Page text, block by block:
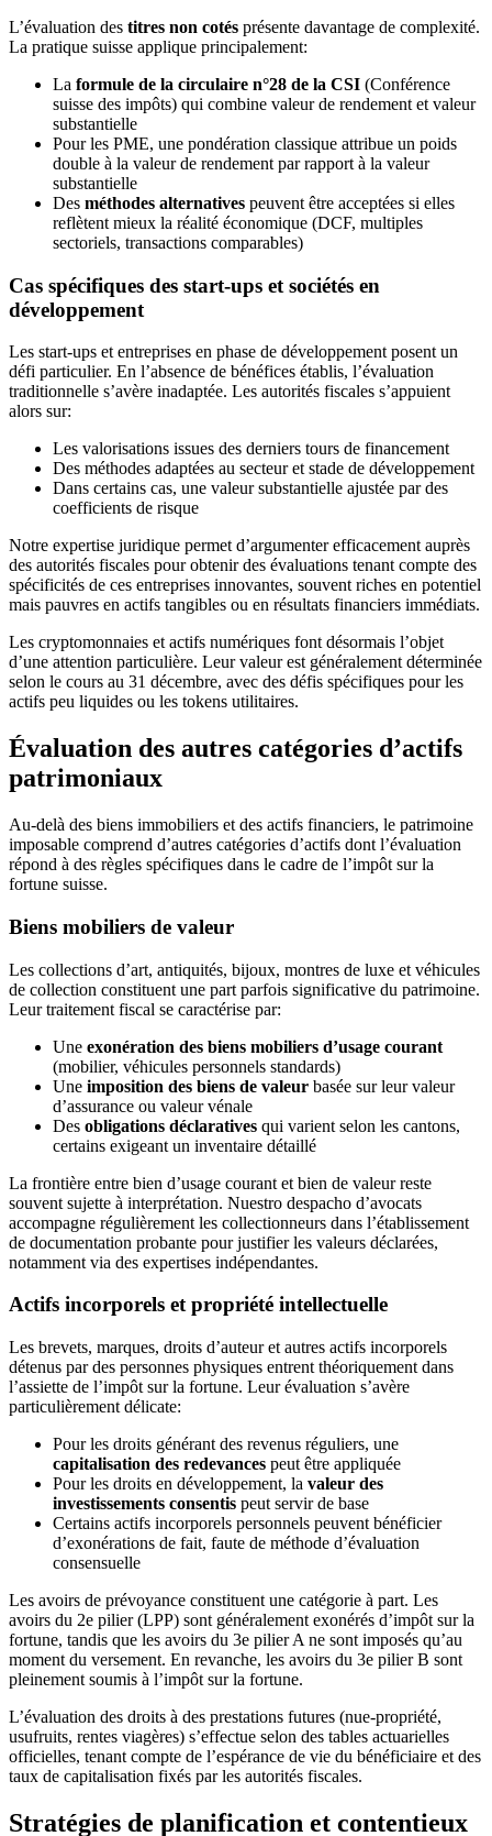
L’évaluation des titres non cotés présente davantage de complexité.
La pratique suisse applique principalement:
La formule de la circulaire n°28 de la CSI (Conférence
suisse des impôts) qui combine valeur de rendement et valeur
substantielle
Pour les PME, une pondération classique attribue un poids
double à la valeur de rendement par rapport à la valeur
substantielle
Des méthodes alternatives peuvent être acceptées si elles
reflètent mieux la réalité économique (DCF, multiples
sectoriels, transactions comparables)
Cas spécifiques des start-ups et sociétés en
développement
Les start-ups et entreprises en phase de développement posent un
défi particulier. En l’absence de bénéfices établis, l’évaluation
traditionnelle s’avère inadaptée. Les autorités fiscales s’appuient
alors sur:
Les valorisations issues des derniers tours de financement
Des méthodes adaptées au secteur et stade de développement
Dans certains cas, une valeur substantielle ajustée par des
coefficients de risque
Notre expertise juridique permet d’argumenter efficacement auprès
des autorités fiscales pour obtenir des évaluations tenant compte des
spécificités de ces entreprises innovantes, souvent riches en potentiel
mais pauvres en actifs tangibles ou en résultats financiers immédiats.
Les cryptomonnaies et actifs numériques font désormais l’objet
d’une attention particulière. Leur valeur est généralement déterminée
selon le cours au 31 décembre, avec des défis spécifiques pour les
actifs peu liquides ou les tokens utilitaires.
Évaluation des autres catégories d’actifs
patrimoniaux
Au-delà des biens immobiliers et des actifs financiers, le patrimoine
imposable comprend d’autres catégories d’actifs dont l’évaluation
répond à des règles spécifiques dans le cadre de l’impôt sur la
fortune suisse.
Biens mobiliers de valeur
Les collections d’art, antiquités, bijoux, montres de luxe et véhicules
de collection constituent une part parfois significative du patrimoine.
Leur traitement fiscal se caractérise par:
Une exonération des biens mobiliers d’usage courant
(mobilier, véhicules personnels standards)
Une imposition des biens de valeur basée sur leur valeur
d’assurance ou valeur vénale
Des obligations déclaratives qui varient selon les cantons,
certains exigeant un inventaire détaillé
La frontière entre bien d’usage courant et bien de valeur reste
souvent sujette à interprétation. Nuestro despacho d’avocats
accompagne régulièrement les collectionneurs dans l’établissement
de documentation probante pour justifier les valeurs déclarées,
notamment via des expertises indépendantes.
Actifs incorporels et propriété intellectuelle
Les brevets, marques, droits d’auteur et autres actifs incorporels
détenus par des personnes physiques entrent théoriquement dans
l’assiette de l’impôt sur la fortune. Leur évaluation s’avère
particulièrement délicate:
Pour les droits générant des revenus réguliers, une
capitalisation des redevances peut être appliquée
Pour les droits en développement, la valeur des
investissements consentis peut servir de base
Certains actifs incorporels personnels peuvent bénéficier
d’exonérations de fait, faute de méthode d’évaluation
consensuelle
Les avoirs de prévoyance constituent une catégorie à part. Les
avoirs du 2e pilier (LPP) sont généralement exonérés d’impôt sur la
fortune, tandis que les avoirs du 3e pilier A ne sont imposés qu’au
moment du versement. En revanche, les avoirs du 3e pilier B sont
pleinement soumis à l’impôt sur la fortune.
L’évaluation des droits à des prestations futures (nue-propriété,
usufruits, rentes viagères) s’effectue selon des tables actuarielles
officielles, tenant compte de l’espérance de vie du bénéficiaire et des
taux de capitalisation fixés par les autorités fiscales.
Stratégies de planification et contentieux